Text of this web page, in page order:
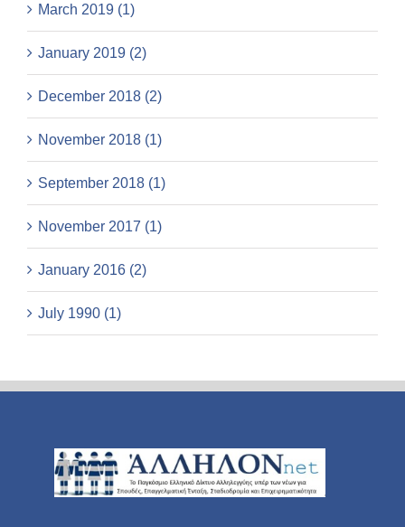
March 2019 (1)
January 2019 (2)
December 2018 (2)
November 2018 (1)
September 2018 (1)
November 2017 (1)
January 2016 (2)
July 1990 (1)